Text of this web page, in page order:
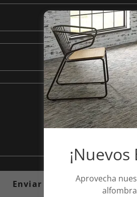
Enviar
Aprovecha